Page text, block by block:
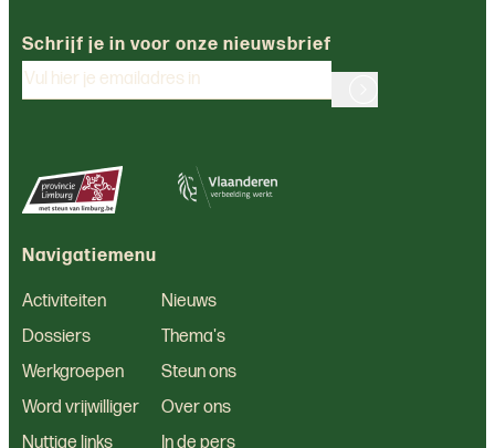
Schrijf je in voor onze nieuwsbrief
Navigatiemenu
Activiteiten
Nieuws
Dossiers
Thema's
Werkgroepen
Steun ons
Word vrijwilliger
Over ons
Nuttige links
In de pers